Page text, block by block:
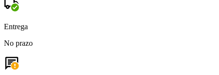
Entrega
No prazo